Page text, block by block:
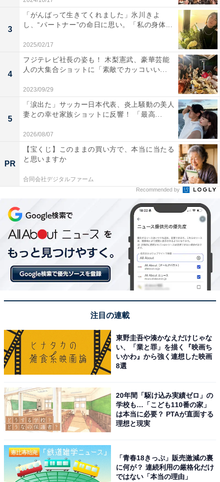
3
「がんばって生きてくれました」氷川きよ
し、“パートナー”の命日に思い。「私の身体...
2025/02/17
4
フジテレビ社長の姿も！ 木梨憲武、豪華芸能
人の大集合ショットに「素敵でカッコいい...
2023/09/29
5
「涙出た」サッカー日本代表、炎上騒動の美人
妻との幸せ家族ショットに反響！ 「最高...
2026/08/07
PR
【宝くじ】このままの買い方で、本当に当たる
と思いますか
合同会社デジタルファーム
Recommended by
注目の連載
東野圭吾や湊かなえだけじゃな
い、「業と罪」を描く『映画ち
いかわ』から強く連想した映画
8選
20年間「駆け込み実績ゼロ」の
学校も…「こども110番の家」
は本当に必要？ PTAが直面する
理想と現実
「青春18きっぷ」販売激減の裏
に何が？ 連続利用の厳格化だけ
ではない「本当の理由」